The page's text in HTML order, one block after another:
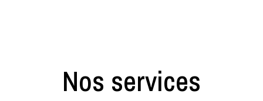
Nos services